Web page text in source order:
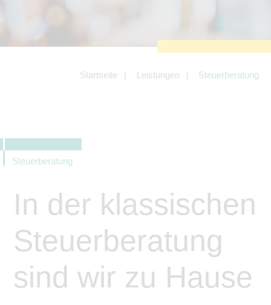
Startseite Leistungen Steuerberatung
Steuerberatung
In der klassischen
Steuerberatung
sind wir zu Hause
Angebotes einschließlich der
Angeboten von z.B. Facebook und
LinkedIn.